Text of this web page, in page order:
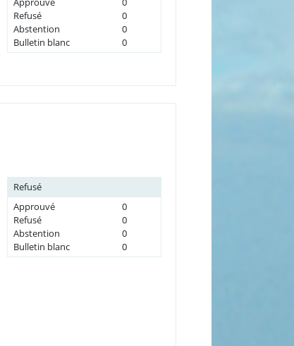
Refusé
0
Abstention
0
Bulletin blanc
0
Refusé
Approuvé
0
Refusé
0
Abstention
0
Bulletin blanc
0